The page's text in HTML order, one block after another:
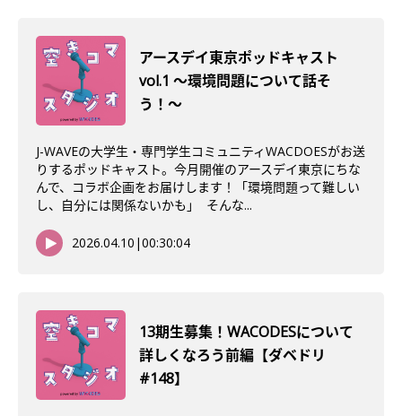
アースデイ東京ポッドキャスト
vol.1 〜環境問題について話そ
う！〜
J-WAVEの大学生・専門学生コミュニティWACDOESがお送
りするポッドキャスト。今月開催のアースデイ東京にちな
んで、コラボ企画をお届けします！「環境問題って難しい
し、自分には関係ないかも」 そんな...
2026.04.10 |00:30:04
13期生募集！WACODESについて
詳しくなろう前編【ダベドリ
#148】